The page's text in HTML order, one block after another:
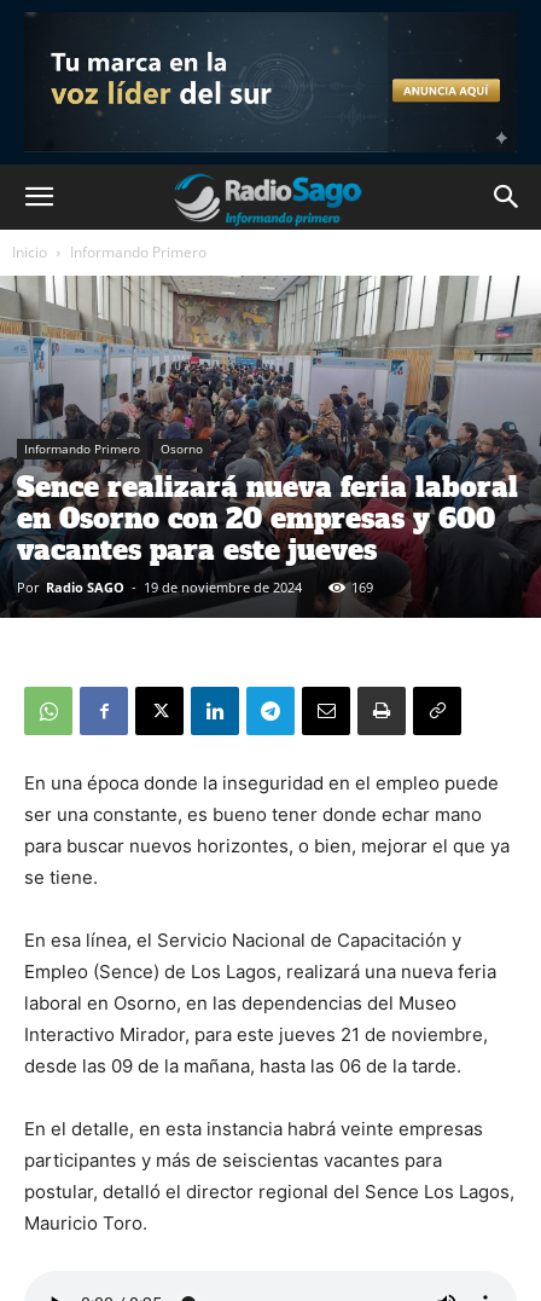
Inicio Informando Primero
Informando Primero Osorno
Sence realizará nueva feria laboral
en Osorno con 20 empresas y 600
vacantes para este jueves
Por Radio SAGO - 19 de noviembre de 2024 169
En una época donde la inseguridad en el empleo puede
ser una constante, es bueno tener donde echar mano
para buscar nuevos horizontes, o bien, mejorar el que ya
se tiene.
En esa línea, el Servicio Nacional de Capacitación y
Empleo (Sence) de Los Lagos, realizará una nueva feria
laboral en Osorno, en las dependencias del Museo
Interactivo Mirador, para este jueves 21 de noviembre,
desde las 09 de la mañana, hasta las 06 de la tarde.
En el detalle, en esta instancia habrá veinte empresas
participantes y más de seiscientas vacantes para
postular, detalló el director regional del Sence Los Lagos,
Mauricio Toro.